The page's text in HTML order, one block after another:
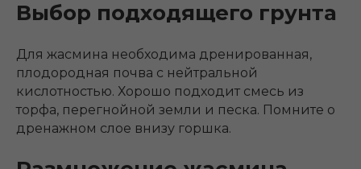
Выбор подходящего грунта
Для жасмина необходима дренированная,
плодородная почва с нейтральной
кислотностью. Хорошо подходит смесь из
торфа, перегнойной земли и песка. Помните о
дренажном слое внизу горшка.